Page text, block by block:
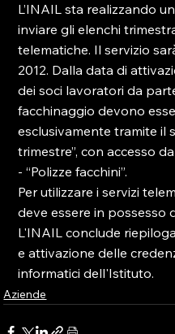
L’INAIL sta realizzando
inviare gli elenchi
telematiche. Il servizio
2012. Dalla data di
dei soci lavoratori da
facchinaggio devono
esclusivamente tramite il
trimestre”, con accesso
- “Polizze facchini”.
Per utilizzare i servizi
deve essere in possesso
L'INAIL conclude
e attivazione delle
informatici dell'Istituto.
Aziende